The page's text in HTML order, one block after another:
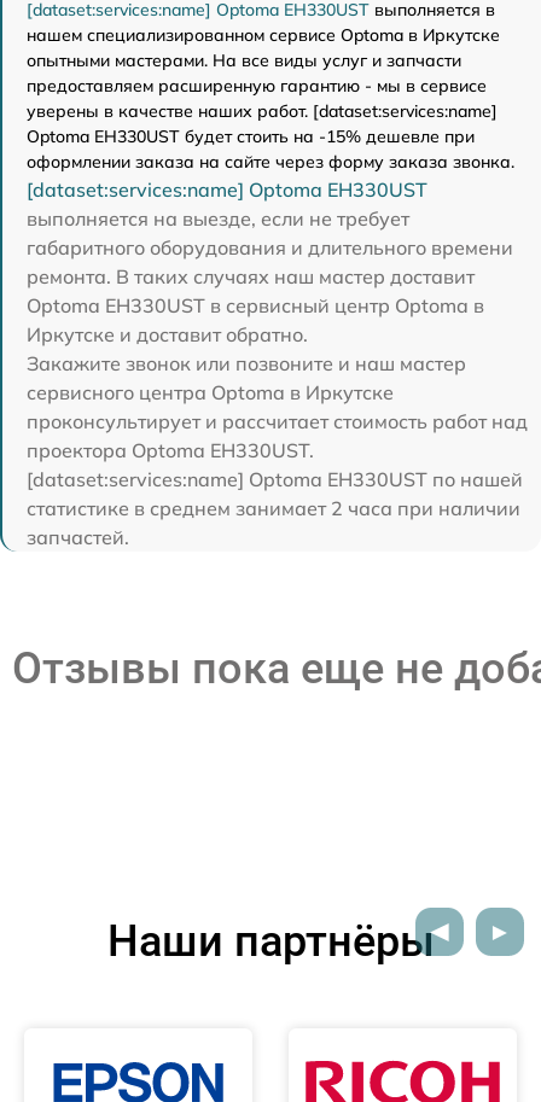
[dataset:services:name] Optoma EH330UST выполняется в
нашем специализированном сервисе Optoma в Иркутске
опытными мастерами. На все виды услуг и запчасти
предоставляем расширенную гарантию - мы в сервисе
уверены в качестве наших работ. [dataset:services:name]
Optoma EH330UST будет стоить на -15% дешевле при
оформлении заказа на сайте через форму заказа звонка.
[dataset:services:name] Optoma EH330UST
выполняется на выезде, если не требует
габаритного оборудования и длительного времени
ремонта. В таких случаях наш мастер доставит
Optoma EH330UST в сервисный центр Optoma в
Иркутске и доставит обратно.
Закажите звонок или позвоните и наш мастер
сервисного центра Optoma в Иркутске
проконсультирует и рассчитает стоимость работ над
проектора Optoma EH330UST.
[dataset:services:name] Optoma EH330UST по нашей
статистике в среднем занимает 2 часа при наличии
запчастей.
Отзывы пока еще не
Наши партнёры